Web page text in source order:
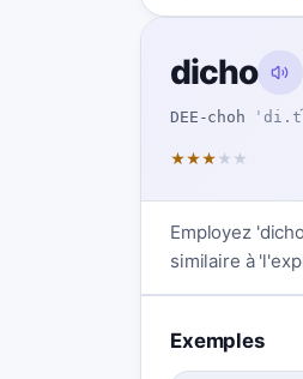
dicho
DEE-choh
★★★ ★ ★
Employez
similaire à
Exemples